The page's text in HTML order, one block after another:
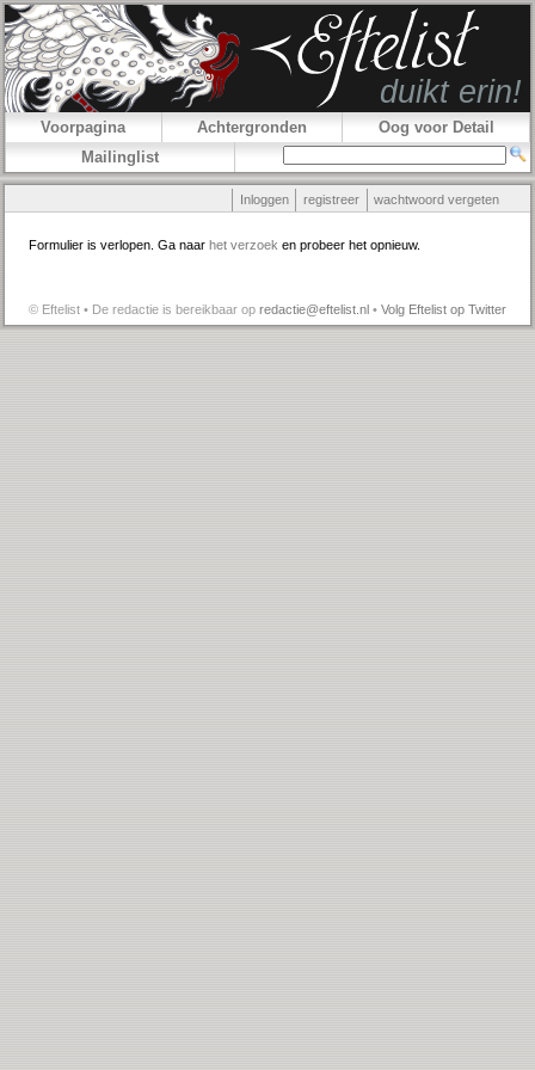
Voorpagina Achtergronden
Oog voor Detail
Mailinglist
Inloggen registreer wachtwoord vergeten
Formulier is verlopen. Ga naar het verzoek en probeer het opnieuw.
© Eftelist • De redactie is bereikbaar op redactie@eftelist.nl • Volg Eftelist op Twitter